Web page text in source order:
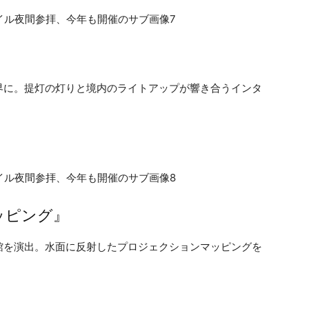
。提灯の灯りと境内のライトアップが響き合うインタ
ング』
演出。水面に反射したプロジェクションマッピングを